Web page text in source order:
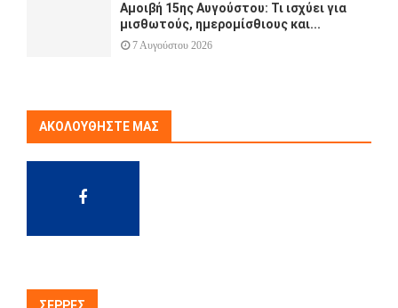
Αμοιβή 15ης Αυγούστου: Τι ισχύει για
μισθωτούς, ημερομίσθιους και...
7 Αυγούστου 2026
ΑΚΟΛΟΥΘΉΣΤΕ ΜΑΣ
ΣΈΡΡΕΣ